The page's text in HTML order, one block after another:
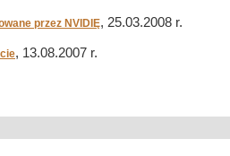
przez NVIDIĘ, 25.03.2008 r.
, 13.08.2007 r.